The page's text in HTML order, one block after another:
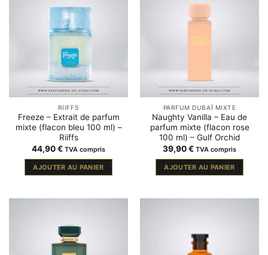
RIIFFS
Freeze – Extrait de parfum
mixte (flacon bleu 100 ml) –
Riiffs
44,90€ TVA compris
AJOUTER AU PANIER
PARFUM DUBAÏ MIXTE
Naughty Vanilla – Eau de
parfum mixte (flacon rose
100 ml) – Gulf Orchid
39,90€ TVA compris
AJOUTER AU PANIER